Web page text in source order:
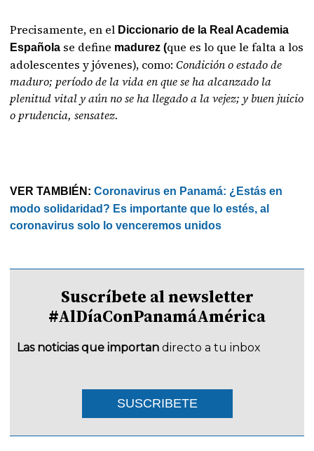
Precisamente, en el Diccionario de la Real Academia
Española se define madurez (que es lo que le falta a los
adolescentes y jóvenes), como:Condición o estado de
maduro; período de la vida en que se ha alcanzado la
plenitud vital y aún no se ha llegado a la vejez; y buen juicio
o prudencia, sensatez.
VER TAMBIÉN:Coronavirus en Panamá: ¿Estás en
modo solidaridad? Es importante que lo estés, al
coronavirus solo lo venceremos unidos
Suscríbete al newsletter
#AlDíaConPanamáAmérica
Las noticias que importan directo a tu inbox
SUSCRIBETE